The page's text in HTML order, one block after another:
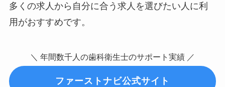
多くの求人から自分に合う求人を選びたい人に利
用がおすすめです。
＼ 年間数千人の歯科衛生士のサポート実績 ／
ファーストナビ公式サイト